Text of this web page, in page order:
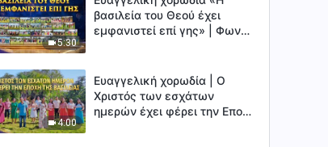
5:30
βασιλεία του Θεού έχει
εμφανιστεί επί γης» | Φωνές
4:00
Ευαγγελική χορωδία | Ο
Χριστός των εσχάτων
ημερών έχει φέρει την Εποχή